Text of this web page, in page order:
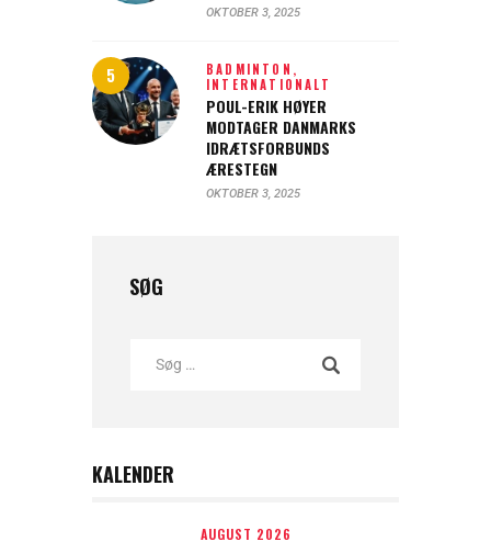
OKTOBER 3, 2025
BADMINTON,
INTERNATIONALT
POUL-ERIK HØYER
MODTAGER DANMARKS
IDRÆTSFORBUNDS
ÆRESTEGN
OKTOBER 3, 2025
SØG
KALENDER
AUGUST 2026